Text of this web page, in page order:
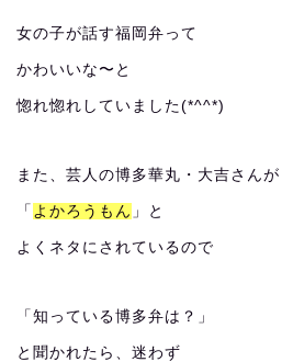
女の子が話す福岡弁って
かわいいな〜と
惚れ惚れしていました(*^^*)
また、芸人の博多華丸・大吉さんが
「 よかろうもん 」と
よくネタにされているので
「知っている博多弁は？」
と聞かれたら、迷わず